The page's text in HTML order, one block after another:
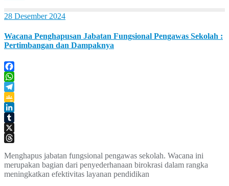
28 Desember 2024
Wacana Penghapusan Jabatan Fungsional Pengawas Sekolah :
Pertimbangan dan Dampaknya
Facebook
WhatsApp
Telegram
Google
Classroom
LinkedIn
Tumblr
X
Menghapus jabatan fungsional pengawas sekolah. Wacana ini
merupakan bagian dari penyederhanaan birokrasi dalam rangka
meningkatkan efektivitas layanan pendidikan